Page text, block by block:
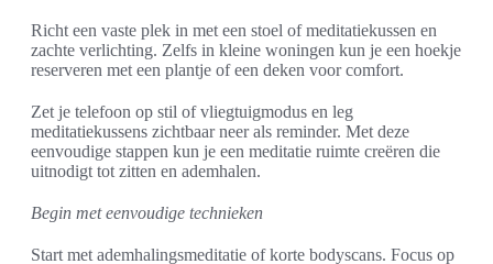
Richt een vaste plek in met een stoel of meditatiekussen en
zachte verlichting. Zelfs in kleine woningen kun je een hoekje
reserveren met een plantje of een deken voor comfort.
Zet je telefoon op stil of vliegtuigmodus en leg
meditatiekussens zichtbaar neer als reminder. Met deze
eenvoudige stappen kun je een meditatie ruimte creëren die
uitnodigt tot zitten en ademhalen.
Begin met eenvoudige technieken
Start met ademhalingsmeditatie of korte bodyscans. Focus op